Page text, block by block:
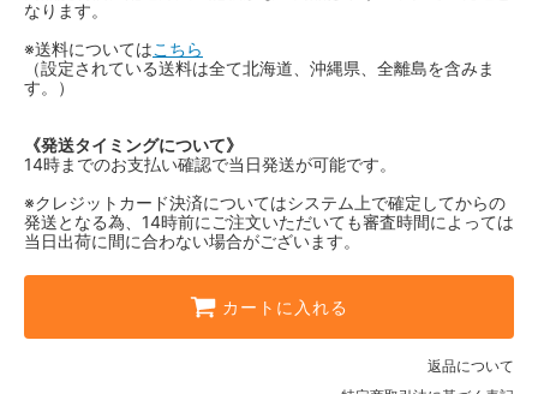
なります。
※送料についてはこちら
（設定されている送料は全て北海道、沖縄県、全離島を含みま
す。）
《発送タイミングについて》
14時までのお支払い確認で当日発送が可能です。
※クレジットカード決済についてはシステム上で確定してからの
発送となる為、14時前にご注文いただいても審査時間によっては
当日出荷に間に合わない場合がございます。
カートに入れる
返品について